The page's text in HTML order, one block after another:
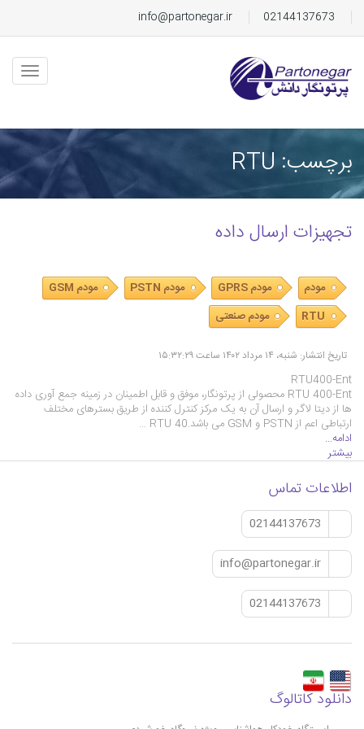
02144137673
info@partonegar.ir
برچسب: RTU
تجهیزات ارسال داده
مودم مودم GPRS مودم PSTN
مودم GSM
RTU
مودم صنعتی
تاریخ انتشار: شنبه، ۱۴ مرداد ۱۴۰۲ ساعت ۱۵:۳۲:۲۹
RTU400-Ent
RTU 400-Ent محصولی از پرتونگار، موفق و قابل اطمینان در زمینه جمع آوری داده
ها از دیتا لاگر و ارسال آن به یک مرکز کنترل کننده از طریق بسترهای مختلف
ارتباطی اعم از PSTN و GSM‌ می باشد.RTU 40 …
ادامه...
بیشتر
اطلاعات تماس
02144137673
info@partonegar.ir
02144137673
دانلود کاتالوگ